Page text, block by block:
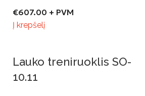
€607.00 + PVM
Į krepšelį
Lauko treniruoklis SO-
10.11